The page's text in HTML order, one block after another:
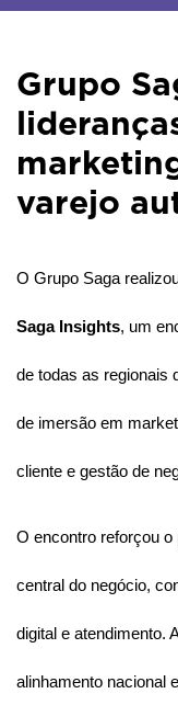
Grupo
varejo
O Grupo Saga
Saga Insights, um
de todas as regionais
de imersão em
cliente e gestão de
O encontro reforçou
central do negócio,
digital e atendimento.
alinhamento nacional